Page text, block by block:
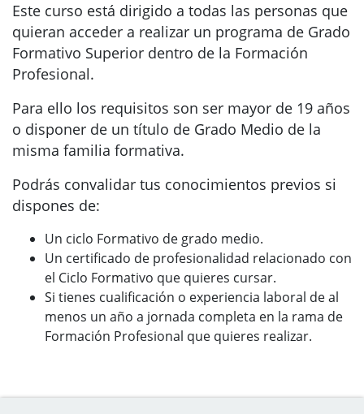
Este curso está dirigido a todas las personas que
quieran acceder a realizar un programa de Grado
Formativo Superior dentro de la Formación
Profesional.
Para ello los requisitos son ser mayor de 19 años
o disponer de un título de Grado Medio de la
misma familia formativa.
Podrás convalidar tus conocimientos previos si
dispones de:
Un ciclo Formativo de grado medio.
Un certificado de profesionalidad relacionado con
el Ciclo Formativo que quieres cursar.
Si tienes cualificación o experiencia laboral de al
menos un año a jornada completa en la rama de
Formación Profesional que quieres realizar.